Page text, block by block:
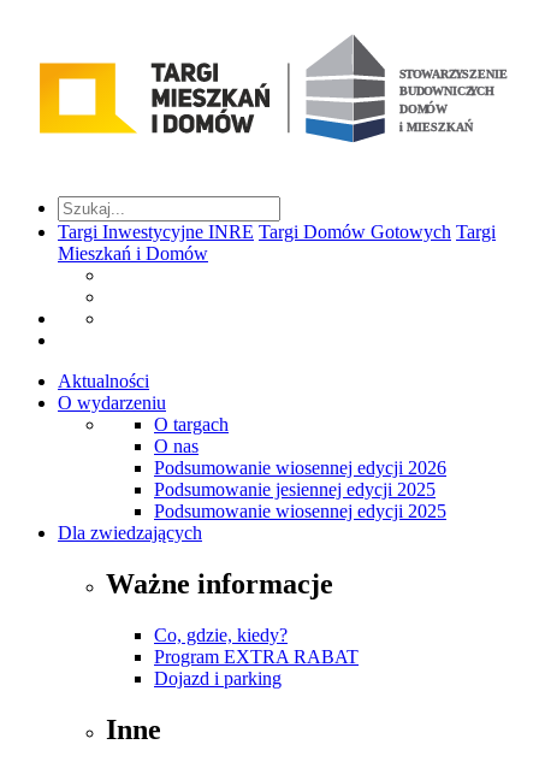
Targi Inwestycyjne INRE Targi Domów Gotowych Targi
Mieszkań i Domów
Aktualności
O wydarzeniu
O targach
O nas
Podsumowanie wiosennej edycji 2026
Podsumowanie jesiennej edycji 2025
Podsumowanie wiosennej edycji 2025
Dla zwiedzających
Ważne informacje
Co, gdzie, kiedy?
Program EXTRA RABAT
Dojazd i parking
Inne